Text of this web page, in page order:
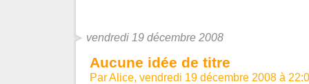
vendredi 19 décembre 2008
Aucune idée de titre
Par Alice, vendredi 19 décembre 2008 à